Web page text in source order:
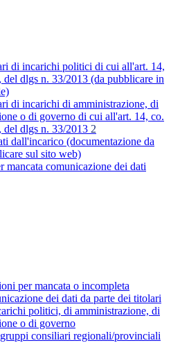
di incarichi politici di cui all'art. 14,
del dlgs n. 33/2013 (da pubblicare in
di incarichi di amministrazione, di
o di governo di cui all'art. 14, co.
del dlgs n. 33/2013 2
dall'incarico (documentazione da
sul sito web)
mancata comunicazione dei dati
per mancata o incompleta
dei dati da parte dei titolari
politici, di amministrazione, di
o di governo
consiliari regionali/provinciali